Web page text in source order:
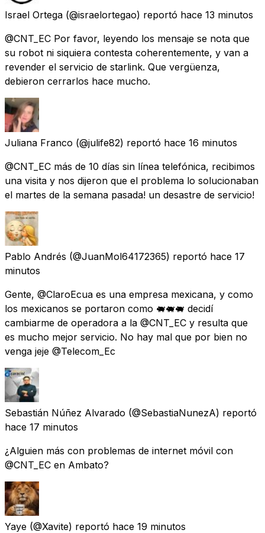
Israel Ortega (@israelortegao) reportó hace 13 minutos
@CNT_EC Por favor, leyendo los mensaje se nota que
su robot ni siquiera contesta coherentemente, y van a
revender el servicio de starlink. Que vergüenza,
debieron cerrarlos hace mucho.
Juliana Franco (@julife82) reportó hace 16 minutos
@CNT_EC más de 10 días sin línea telefónica, recibimos
una visita y nos dijeron que el problema lo solucionaban
el martes de la semana pasada! un desastre de servicio!
Pablo Andrés (@JuanMol64172365) reportó hace 17
minutos
Gente, @ClaroEcua es una empresa mexicana, y como
los mexicanos se portaron como 🐖🐖🐖 decidí
cambiarme de operadora a la @CNT_EC y resulta que
es mucho mejor servicio. No hay mal que por bien no
venga jeje @Telecom_Ec
Sebastián Núñez Alvarado (@SebastiaNunezA) reportó
hace 17 minutos
¿Alguien más con problemas de internet móvil con
@CNT_EC en Ambato?
Yaye (@Xavite) reportó hace 19 minutos